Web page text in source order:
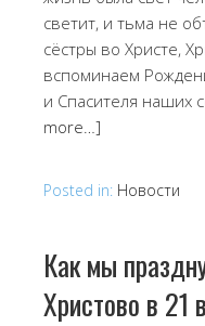
светит, и тьма не
сёстры во Христе,
вспоминаем
и Спасителя наших
more…]
Posted in: Новости
Как мы
Христово в 21